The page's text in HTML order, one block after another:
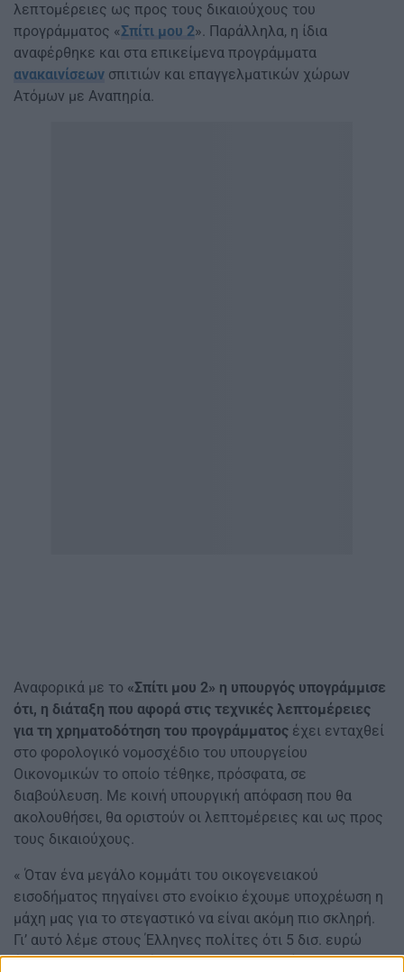
λεπτομέρειες ως προς τους δικαιούχους του
προγράμματος «Σπίτι μου 2». Παράλληλα, η ίδια
αναφέρθηκε και στα επικείμενα προγράμματα
ανακαινίσεων σπιτιών και επαγγελματικών χώρων
Ατόμων με Αναπηρία.
Αναφορικά με το «Σπίτι μου 2» η υπουργός υπογράμμισε
ότι, η διάταξη που αφορά στις τεχνικές λεπτομέρειες
για τη χρηματοδότηση του προγράμματος έχει ενταχθεί
στο φορολογικό νομοσχέδιο του υπουργείου
Οικονομικών το οποίο τέθηκε, πρόσφατα, σε
διαβούλευση. Με κοινή υπουργική απόφαση που θα
ακολουθήσει, θα οριστούν οι λεπτομέρειες και ως προς
τους δικαιούχους.
« Όταν ένα μεγάλο κομμάτι του οικογενειακού
εισοδήματος πηγαίνει στο ενοίκιο έχουμε υποχρέωση η
μάχη μας για το στεγαστικό να είναι ακόμη πιο σκληρή.
Γι’ αυτό λέμε στους Έλληνες πολίτες ότι 5 δισ. ευρώ
έως το 2027 κατευθύνονται σε στεγαστικά